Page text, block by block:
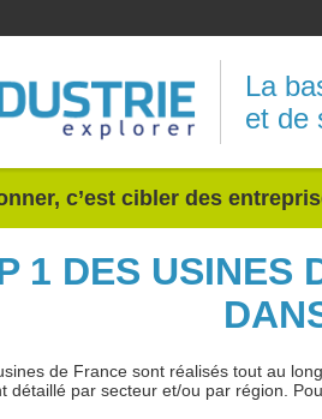
La
et de
c’est cibler des
1 DES USINES
de France sont réalisés tout au
détaillé par secteur et/ou par région.